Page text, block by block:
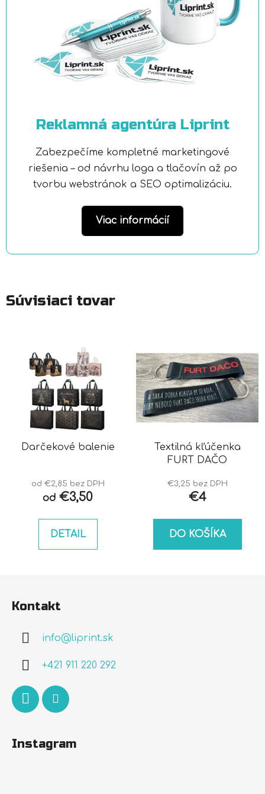
Reklamná agentúra Liprint
Zabezpečíme kompletné marketingové
riešenia – od návrhu loga a tlačovín až po
tvorbu webstránok a SEO optimalizáciu.
Viac informácií
Súvisiaci tovar
Darčekové balenie
od €2,85 bez DPH
od €3,50
DETAIL
Textilná kľúčenka
FURT DAČO
€3,25 bez DPH
€4
DO KOŠÍKA
Kontakt
info@liprint.sk
+421 911 220 292
Instagram